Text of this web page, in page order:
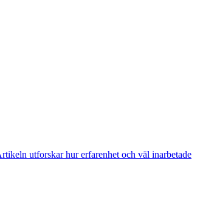
utforskar hur erfarenhet och väl inarbetade